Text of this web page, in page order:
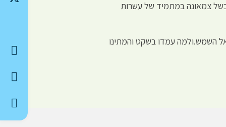
צמאונה במתמיד של עשרות
השמש.ולמה עמדו בשקט והמתינו